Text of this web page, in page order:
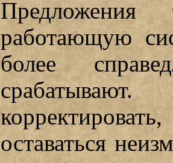
работающую
более
оставаться